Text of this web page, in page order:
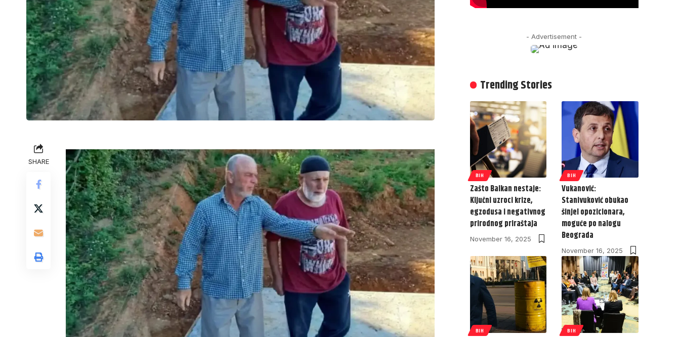
SHARE
- Advertisement -
Trending Stories
BIH
Zašto Balkan nestaje:
Ključni uzroci krize,
egzodusa i negativnog
prirodnog priraštaja
November 16, 2025
BIH
Vukanović:
Stanivuković obukao
šinjel opozicionara,
moguće po nalogu
Beograda
November 16, 2025
BIH BIH